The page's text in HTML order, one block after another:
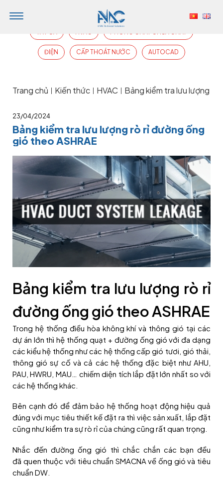
ĐIỆN CẤP THOÁT NƯỚC AUTOCAD
Trang chủ Kiến thức HVAC Bảng kiểm tra lưu lượng rò
23/04/2024
Bảng kiểm tra lưu lượng rò rỉ đường ống
gió theo ASHRAE
Bảng kiểm tra lưu lượng rò rỉ
đường ống gió theo ASHRAE
Trong hệ thống điều hòa không khí và thông gió tại các
dự án lớn thì hệ thống quạt + đường ống gió với đa dạng
các kiểu hệ thống như các hệ thống cấp gió tươi, gió thải,
thông gió sự cố và cả các hệ thống đặc biệt như AHU,
PAU, HWRU, MAU… chiếm diện tích lắp đặt lớn nhất so với
các hệ thống khác.
Bên cạnh đó để đảm bảo hệ thống hoạt động hiệu quả
đúng với mục tiêu thiết kế đặt ra thì việc sản xuất, lắp đặt
cũng như kiểm tra sự rò rỉ của chúng cũng rất quan trọng.
Nhắc đến đường ống gió thì chắc chắn các bạn đều
đã quen thuộc với tiêu chuẩn SMACNA về ống gió và tiêu
chuẩn DW.